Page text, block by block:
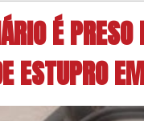
É
ESTUPRO